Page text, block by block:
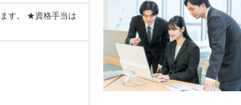
す。 ★資格手当は